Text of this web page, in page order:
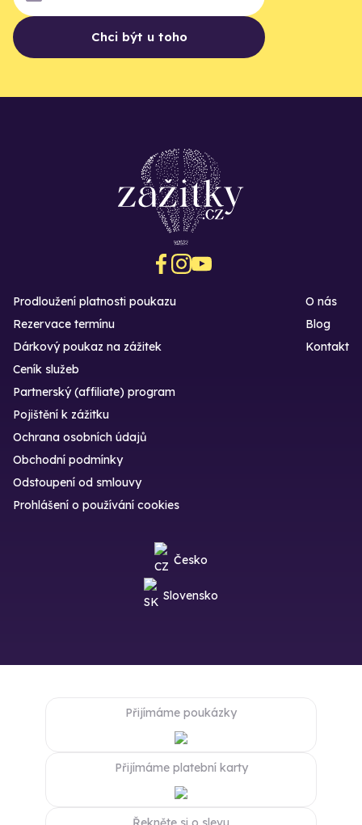
Chci být u toho
Prodloužení platnosti poukazu
Rezervace termínu
Dárkový poukaz na zážitek
O nás
Blog
Kontakt
Ceník služeb
Partnerský (affiliate) program
Pojištění k zážitku
Ochrana osobních údajů
Obchodní podmínky
Odstoupení od smlouvy
Prohlášení o používání cookies
Česko
Slovensko
Přijímáme poukázky
Přijímáme platební karty